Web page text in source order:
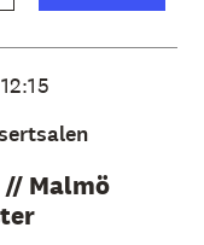
12:15
// Malmö